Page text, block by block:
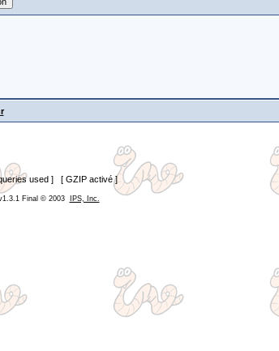
used ] [ GZIP activé ]
Final © 2003 IPS, Inc.